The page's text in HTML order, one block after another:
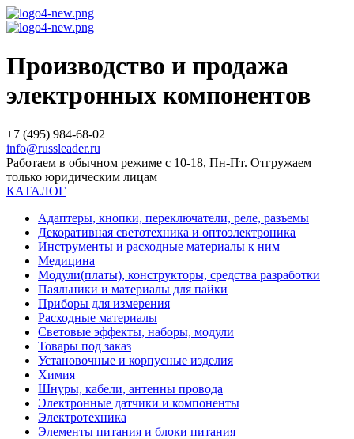
Производство и продажа
электронных компонентов
+7 (495) 984-68-02
info@russleader.ru
Работаем в обычном режиме с 10-18, Пн-Пт. Отгружаем
только юридическим лицам
КАТАЛОГ
Адаптеры, кнопки, переключатели, реле, разъемы
Декоративная светотехника и оптоэлектроника
Инструменты и расходные материалы к ним
Медицина
Модули(платы), конструкторы, средства разработки
Паяльники и материалы для пайки
Приборы для измерения
Расходные материалы
Световые эффекты, наборы, модули
Товары под заказ
Установочные и корпусные изделия
Химия
Шнуры, кабели, антенны провода
Электронные датчики и компоненты
Электротехника
Элементы питания и блоки питания